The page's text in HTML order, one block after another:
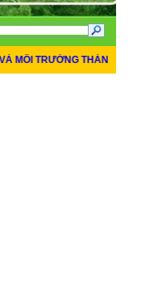
TRƯỜNG THÀNH PHỐ HỒ CHÍ